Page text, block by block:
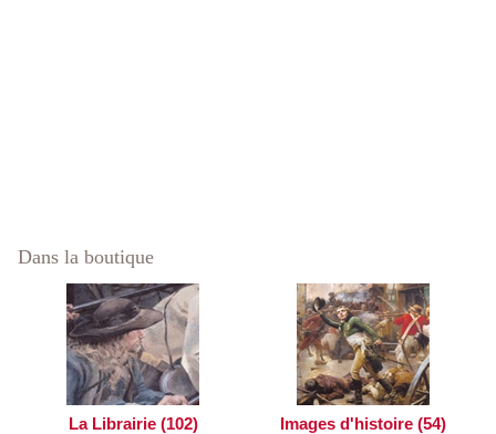
Dans la boutique
La Librairie (102) Images d'histoire (54)